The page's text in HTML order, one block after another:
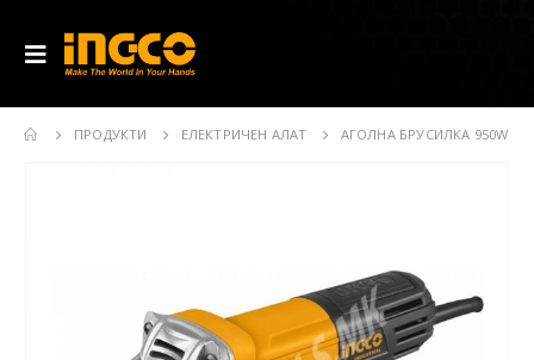
ПРОДУКТИ ЕЛЕКТРИЧЕН АЛАТ АГОЛНА БРУСИЛКА 950W